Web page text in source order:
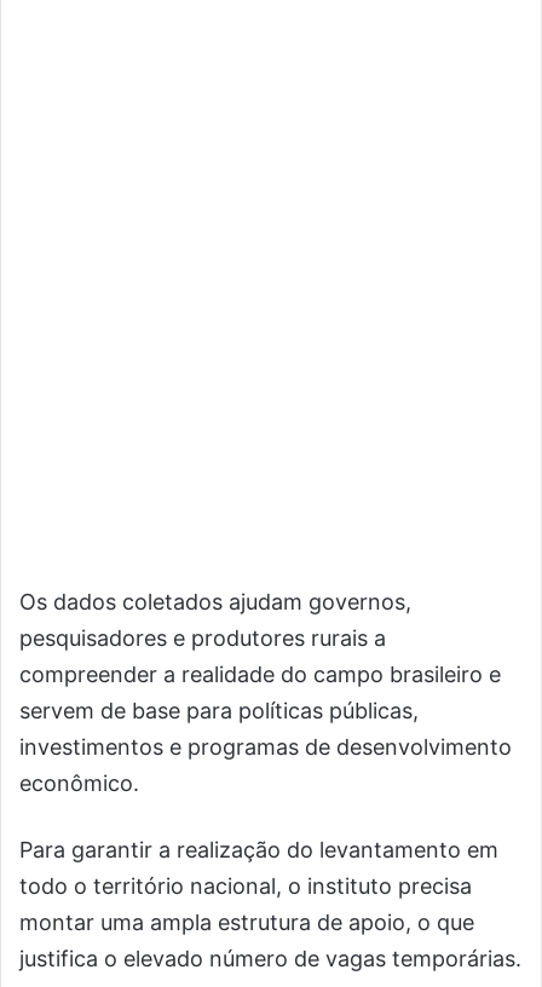
Os dados coletados ajudam governos,
pesquisadores e produtores rurais a
compreender a realidade do campo brasileiro e
servem de base para políticas públicas,
investimentos e programas de desenvolvimento
econômico.
Para garantir a realização do levantamento em
todo o território nacional, o instituto precisa
montar uma ampla estrutura de apoio, o que
justifica o elevado número de vagas temporárias.